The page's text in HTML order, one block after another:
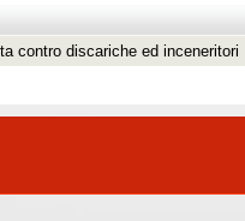
contro discariche ed inceneritori